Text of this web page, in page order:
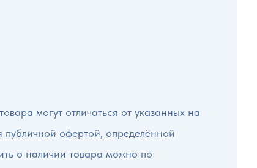
могут отличаться от указанных на
публичной офертой, определённой
о наличии товара можно по